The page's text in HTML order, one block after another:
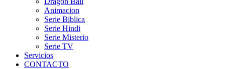
Animacion
Serie Biblica
Serie Hindi
Serie Misterio
Serie TV
Servicios
CONTACTO